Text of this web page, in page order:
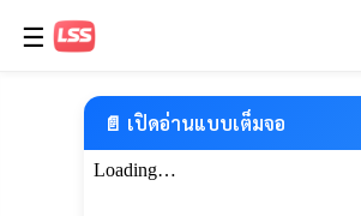
☰
📄 เปิดอ่านแบบเต็มจอ